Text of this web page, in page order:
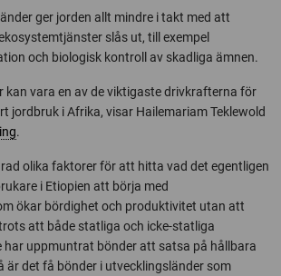
ger jorden allt mindre i takt med att
slås ut, till exempel
och biologisk kontroll av skadliga ämnen.
kan vara en av de viktigaste drivkrafterna för
jordbruk i Afrika, visar Hailemariam Teklewold
.
olika faktorer för att hitta vad det egentligen
i Etiopien att börja med
ökar bördighet och produktivitet utan att
att både statliga och icke-statliga
har uppmuntrat bönder att satsa på hållbara
är det få bönder i utvecklingsländer som